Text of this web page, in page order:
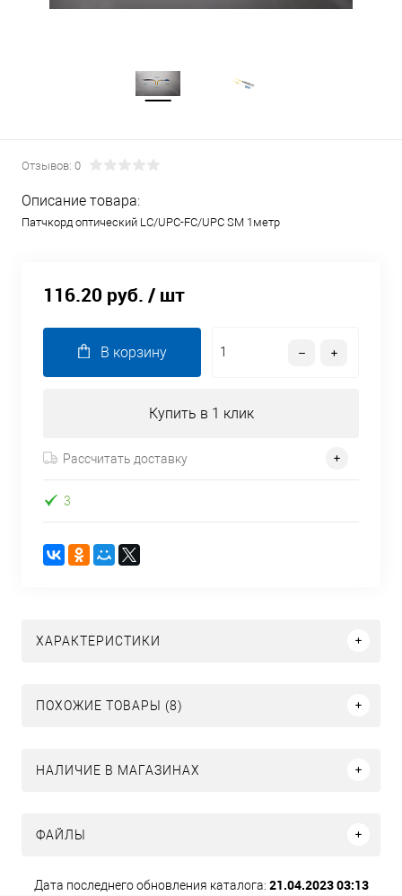
Отзывов: 0
Описание товара:
Патчкорд оптический LC/UPC-FC/UPC SM 1метр
116.20 руб. / шт
В корзину
Купить в 1 клик
Рассчитать доставку
3
ХАРАКТЕРИСТИКИ
ПОХОЖИЕ ТОВАРЫ (8)
НАЛИЧИЕ В МАГАЗИНАХ
ФАЙЛЫ
Дата последнего обновления каталога: 21.04.2023 03:13